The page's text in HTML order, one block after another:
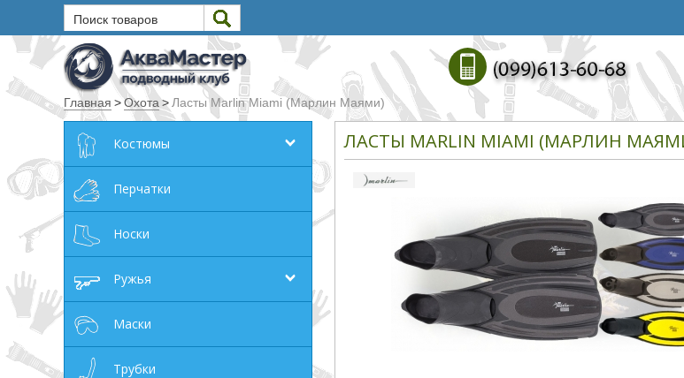
Поиск товаров
Текст
Искать
Любое из слов
Все слова
Точное совпадение
Производитель
_JSHOP_SEARCH_COINS
Главная >Охота > Ласты Marlin Miami (Марлин Маями)
Костюмы
Перчатки
Носки
Ружья
Маски
Трубки
ЛАСТЫ MARLIN MIAMI (МАРЛИН